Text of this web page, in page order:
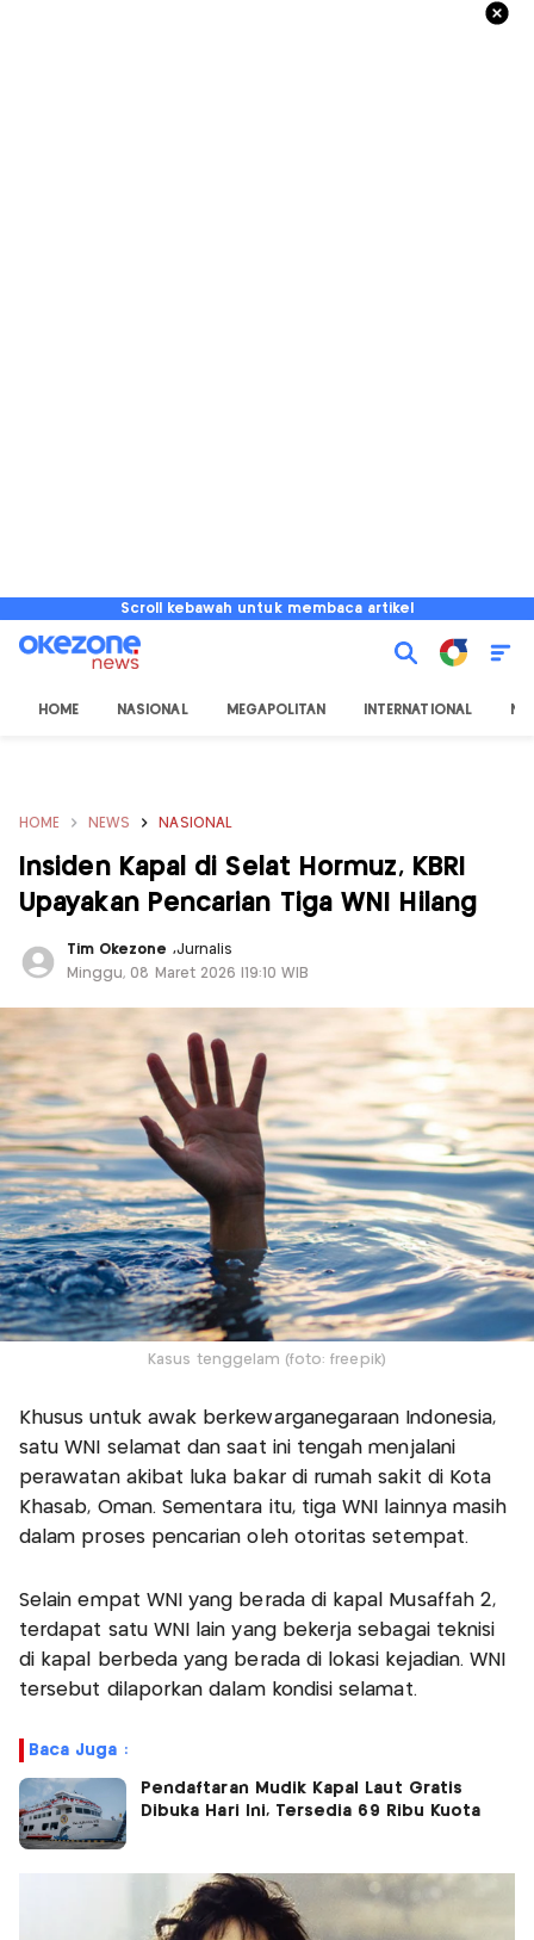
Scroll kebawah untuk membaca artikel
HOME NASIONAL MEGAPOLITAN INTERNATIONAL
HOME NEWS NASIONAL
Insiden Kapal di Selat Hormuz, KBRI
Upayakan Pencarian Tiga WNI Hilang
Tim Okezone ,Jurnalis
Minggu, 08 Maret 2026 |19:10 WIB
Kasus tenggelam (foto: freepik)
Khusus untuk awak berkewarganegaraan Indonesia,
satu WNI selamat dan saat ini tengah menjalani
perawatan akibat luka bakar di rumah sakit di Kota
Khasab, Oman. Sementara itu, tiga WNI lainnya masih
dalam proses pencarian oleh otoritas setempat.
Selain empat WNI yang berada di kapal Musaffah 2,
terdapat satu WNI lain yang bekerja sebagai teknisi
di kapal berbeda yang berada di lokasi kejadian. WNI
tersebut dilaporkan dalam kondisi selamat.
Baca Juga :
Pendaftaran Mudik Kapal Laut Gratis
Dibuka Hari Ini, Tersedia 69 Ribu Kuota